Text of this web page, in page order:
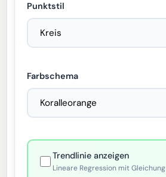
Punktstil
Farbschema
Trendlinie anzeigen
Lineare Regression mit Gleichung